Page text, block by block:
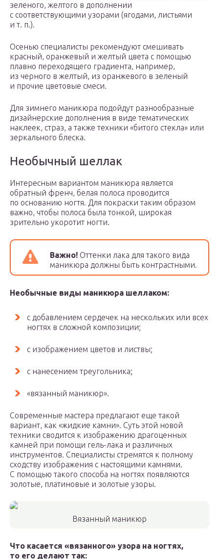
зеленого, желтого в дополнении
с соответствующими узорами (ягодами, листьями
и т. п.).
Осенью специалисты рекомендуют смешивать
красный, оранжевый и желтый цвета с помощью
плавно переходящего градиента, например,
из черного в желтый, из оранжевого в зеленый
и прочие цветовые смеси.
Для зимнего маникюра подойдут разнообразные
дизайнерские дополнения в виде тематических
наклеек, страз, а также техники «битого стекла» или
зеркального блеска.
Необычный шеллак
Интересным вариантом маникюра является
обратный френч, белая полоса проводится
по основанию ногтя. Для покраски таким образом
важно, чтобы полоса была тонкой, широкая
зрительно укоротит ногти.
Важно! Оттенки лака для такого вида
маникюра должны быть контрастными.
Необычные виды маникюра шеллаком:
с добавлением сердечек на нескольких или всех
ногтях в сложной композиции;
с изображением цветов и листвы;
с нанесением треугольника;
«вязанный маникюр».
Современные мастера предлагают еще такой
вариант, как «жидкие камни». Суть этой новой
техники сводится к изображению драгоценных
камней при помощи гель-лака и различных
инструментов. Специалисты стремятся к полному
сходству изображения с настоящими камнями.
С помощью такого способа на ногтях появляются
золотые, платиновые и золотые узоры.
Вязанный маникюр
Что касается «вязанного» узора на ногтях,
то его делают так: